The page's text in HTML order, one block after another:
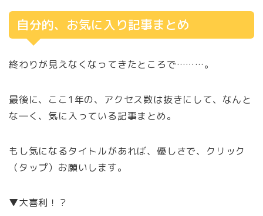
自分的、お気に入り記事まとめ
終わりが見えなくなってきたところで………。
最後に、ここ1年の、アクセス数は抜きにして、なんと
な―く、気に入っている記事まとめ。
もし気になるタイトルがあれば、優しさで、クリック
（タップ）お願いします。
▼大喜利！？